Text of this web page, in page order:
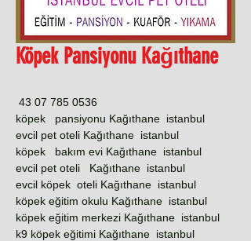
Köpek Pansiyonu Kağıthane
0536 785 07 43
köpek pansiyonu Kağıthane istanbul
evcil pet oteli Kağıthane istanbul
köpek bakım evi Kağıthane istanbul
evcil pet oteli Kağıthane istanbul
evcil köpek oteli Kağıthane istanbul
köpek eğitim okulu Kağıthane istanbul
köpek eğitim merkezi Kağıthane istanbul
k9 köpek eğitimi Kağıthane istanbul